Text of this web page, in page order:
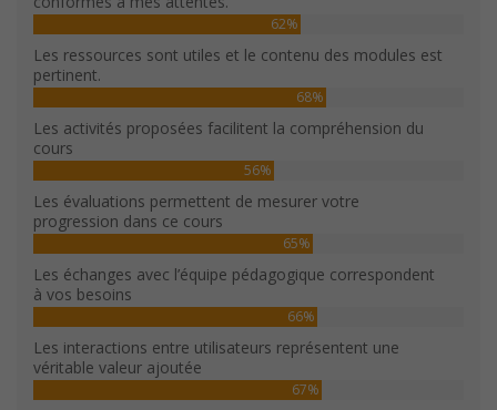
62%
Les ressources sont utiles et le contenu des modules est
pertinent.
68%
Les activités proposées facilitent la compréhension du
cours
56%
Les évaluations permettent de mesurer votre
progression dans ce cours
65%
Les échanges avec l’équipe pédagogique correspondent
à vos besoins
66%
Les interactions entre utilisateurs représentent une
véritable valeur ajoutée
67%